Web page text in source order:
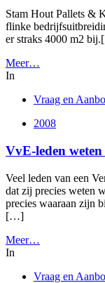
Stam Hout Pallets &
flinke
er straks 4000 m2
Meer…
In
Vraag en
2008
VvE-leden
Veel leden van een
dat zij precies weten
precies waaraan zijn
[…]
Meer…
In
Vraag en